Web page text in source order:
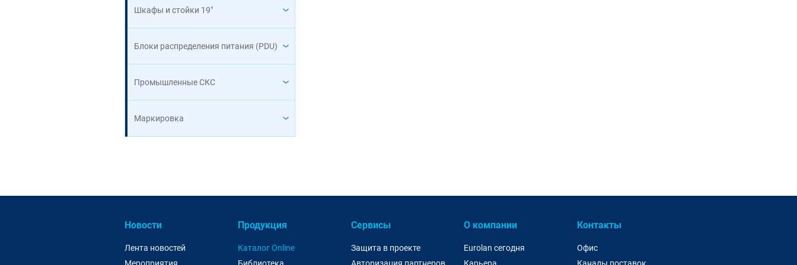
Шкафы и стойки 19"
Блоки распределения питания (PDU)
Промышленные СКС
Маркировка
Новости
Лента новостей
Продукция
Каталог Online
Сервисы
Защита в проекте
О компании
Eurolan сегодня
Контакты
Офис